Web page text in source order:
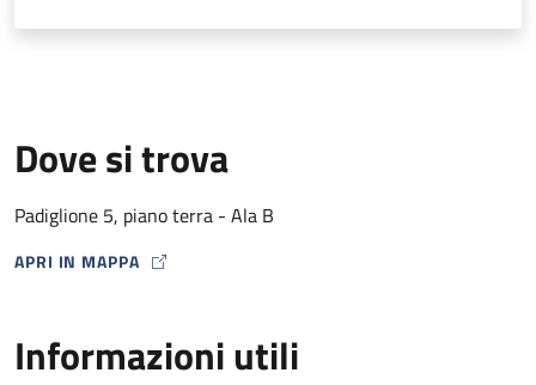
Dove si trova
Padiglione 5, piano terra - Ala B
APRI IN MAPPA
MAP ICON
Informazioni utili